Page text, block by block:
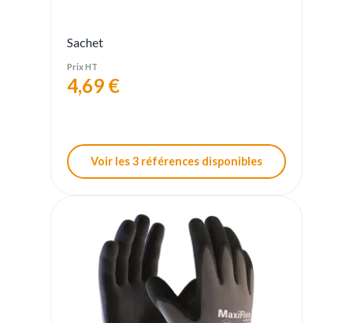
Sachet
Prix HT
4,69 €
Voir les 3 références disponibles